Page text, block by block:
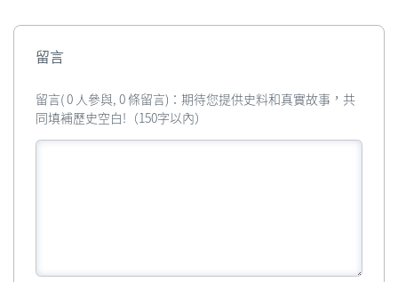
留言
留言( 0 人參與, 0 條留言)：期待您提供史料和真實故事，共
同填補歷史空白!（150字以內）